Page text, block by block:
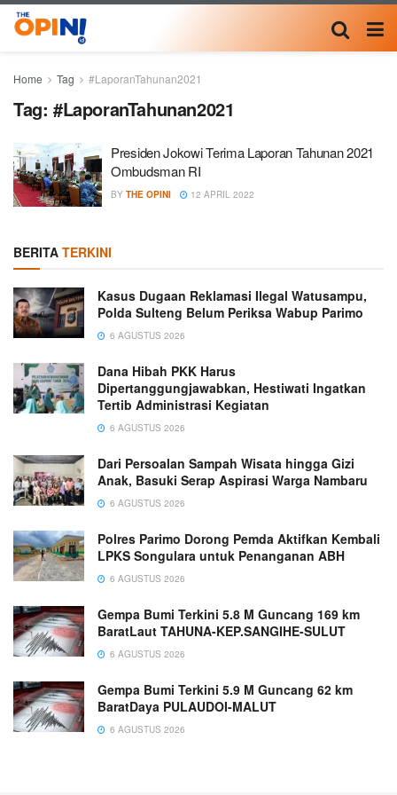
Home Tag #LaporanTahunan2021
Tag: #LaporanTahunan2021
Presiden Jokowi Terima Laporan Tahunan 2021
Ombudsman RI
BY THE OPINI 12 APRIL 2022
BERITA TERKINI
Kasus Dugaan Reklamasi Ilegal Watusampu,
Polda Sulteng Belum Periksa Wabup Parimo
6 AGUSTUS 2026
Dana Hibah PKK Harus
Dipertanggungjawabkan, Hestiwati Ingatkan
Tertib Administrasi Kegiatan
6 AGUSTUS 2026
Dari Persoalan Sampah Wisata hingga Gizi
Anak, Basuki Serap Aspirasi Warga Nambaru
6 AGUSTUS 2026
Polres Parimo Dorong Pemda Aktifkan Kembali
LPKS Songulara untuk Penanganan ABH
6 AGUSTUS 2026
Gempa Bumi Terkini 5.8 M Guncang 169 km
BaratLaut TAHUNA-KEP.SANGIHE-SULUT
6 AGUSTUS 2026
Gempa Bumi Terkini 5.9 M Guncang 62 km
BaratDaya PULAUDOI-MALUT
6 AGUSTUS 2026